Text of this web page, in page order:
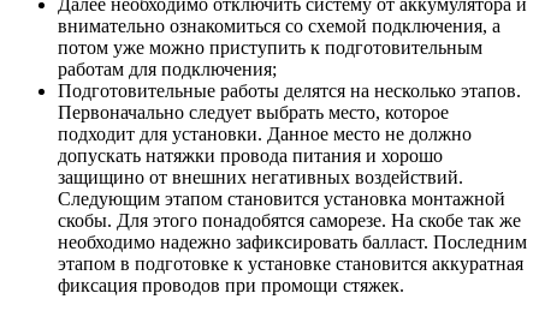
Далее необходимо отключить систему от аккумулятора и
внимательно ознакомиться со схемой подключения, а
потом уже можно приступить к подготовительным
работам для подключения;
Подготовительные работы делятся на несколько этапов.
Первоначально следует выбрать место, которое
подходит для установки. Данное место не должно
допускать натяжки провода питания и хорошо
защищино от внешних негативных воздействий.
Следующим этапом становится установка монтажной
скобы. Для этого понадобятся саморезе. На скобе так же
необходимо надежно зафиксировать балласт. Последним
этапом в подготовке к установке становится аккуратная
фиксация проводов при промощи стяжек.